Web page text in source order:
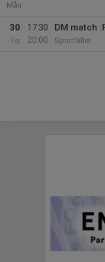
Mån
30
Tis
17:30
20:00
DM match
Sportfältet